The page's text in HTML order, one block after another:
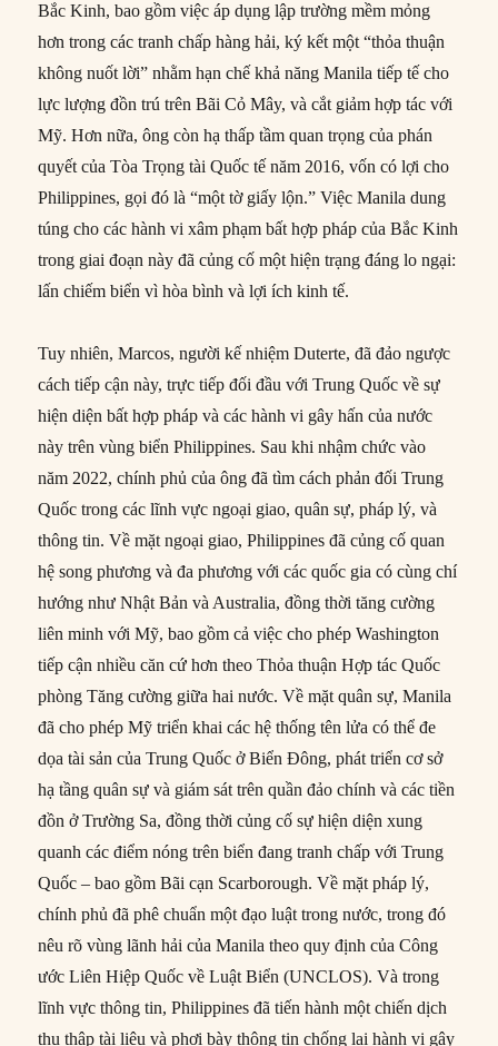
Bắc Kinh, bao gồm việc áp dụng lập trường mềm mỏng
hơn trong các tranh chấp hàng hải, ký kết một “thỏa thuận
không nuốt lời” nhằm hạn chế khả năng Manila tiếp tế cho
lực lượng đồn trú trên Bãi Cỏ Mây, và cắt giảm hợp tác với
Mỹ. Hơn nữa, ông còn hạ thấp tầm quan trọng của phán
quyết của Tòa Trọng tài Quốc tế năm 2016, vốn có lợi cho
Philippines, gọi đó là “một tờ giấy lộn.” Việc Manila dung
túng cho các hành vi xâm phạm bất hợp pháp của Bắc Kinh
trong giai đoạn này đã củng cố một hiện trạng đáng lo ngại:
lấn chiếm biển vì hòa bình và lợi ích kinh tế.
Tuy nhiên, Marcos, người kế nhiệm Duterte, đã đảo ngược
cách tiếp cận này, trực tiếp đối đầu với Trung Quốc về sự
hiện diện bất hợp pháp và các hành vi gây hấn của nước
này trên vùng biển Philippines. Sau khi nhậm chức vào
năm 2022, chính phủ của ông đã tìm cách phản đối Trung
Quốc trong các lĩnh vực ngoại giao, quân sự, pháp lý, và
thông tin. Về mặt ngoại giao, Philippines đã củng cố quan
hệ song phương và đa phương với các quốc gia có cùng chí
hướng như Nhật Bản và Australia, đồng thời tăng cường
liên minh với Mỹ, bao gồm cả việc cho phép Washington
tiếp cận nhiều căn cứ hơn theo Thỏa thuận Hợp tác Quốc
phòng Tăng cường giữa hai nước. Về mặt quân sự, Manila
đã cho phép Mỹ triển khai các hệ thống tên lửa có thể đe
dọa tài sản của Trung Quốc ở Biển Đông, phát triển cơ sở
hạ tầng quân sự và giám sát trên quần đảo chính và các tiền
đồn ở Trường Sa, đồng thời củng cố sự hiện diện xung
quanh các điểm nóng trên biển đang tranh chấp với Trung
Quốc – bao gồm Bãi cạn Scarborough. Về mặt pháp lý,
chính phủ đã phê chuẩn một đạo luật trong nước, trong đó
nêu rõ vùng lãnh hải của Manila theo quy định của Công
ước Liên Hiệp Quốc về Luật Biển (UNCLOS). Và trong
lĩnh vực thông tin, Philippines đã tiến hành một chiến dịch
thu thập tài liệu và phơi bày thông tin chống lại hành vi gây